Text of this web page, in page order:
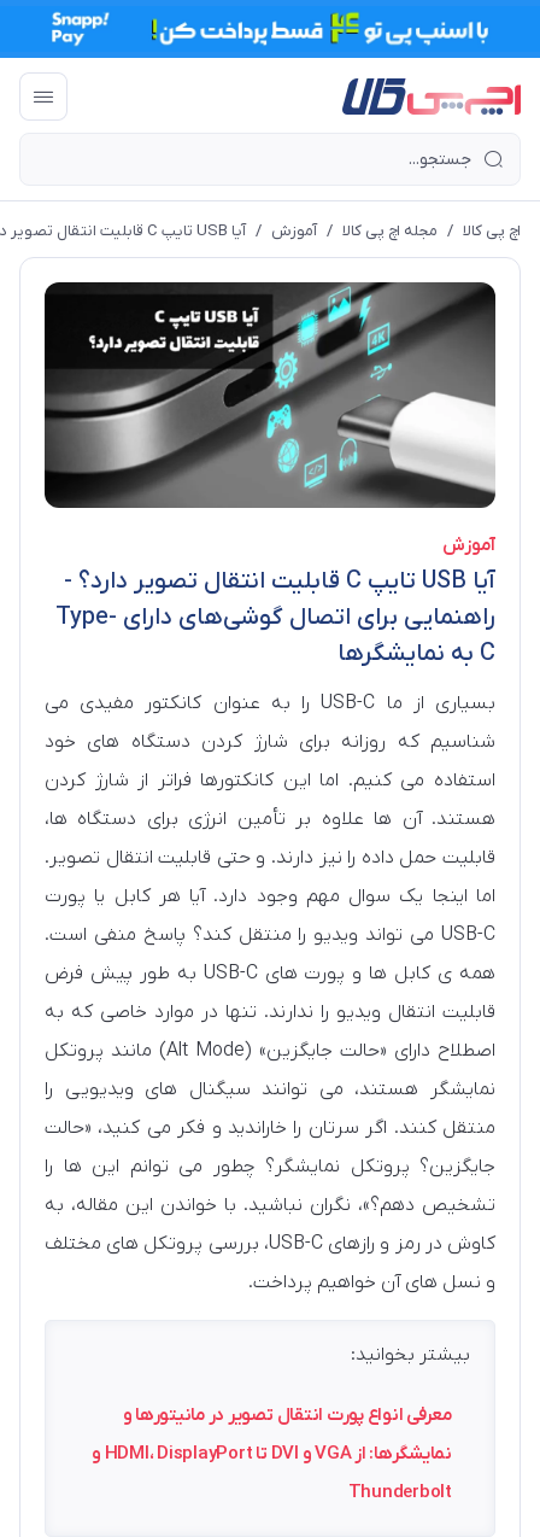
اچ پی کالا / مجله اچ پی کالا / آموزش / آیا USB تایپ C قابلیت انتقال تصویر دارد؟ - راهنمایی برای اتصال گوشی‌های دارای Type-C به نمایشگرها
آموزش
آیا USB تایپ C قابلیت انتقال تصویر دارد؟ -
راهنمایی برای اتصال گوشی‌های دارای Type-
C به نمایشگرها
بسیاری از ما USB-C را به عنوان کانکتور مفیدی می
شناسیم که روزانه برای شارژ کردن دستگاه های خود
استفاده می کنیم. اما این کانکتورها فراتر از شارژ کردن
هستند. آن ها علاوه بر تأمین انرژی برای دستگاه ها،
قابلیت حمل داده را نیز دارند. و حتی قابلیت انتقال تصویر.
اما اینجا یک سوال مهم وجود دارد. آیا هر کابل یا پورت
USB-C می تواند ویدیو را منتقل کند؟ پاسخ منفی است.
همه ی کابل ها و پورت های USB-C به طور پیش فرض
قابلیت انتقال ویدیو را ندارند. تنها در موارد خاصی که به
اصطلاح دارای «حالت جایگزین» (Alt Mode) مانند پروتکل
نمایشگر هستند، می توانند سیگنال های ویدیویی را
منتقل کنند. اگر سرتان را خاراندید و فکر می کنید، «حالت
جایگزین؟ پروتکل نمایشگر؟ چطور می توانم این ها را
تشخیص دهم؟»، نگران نباشید. با خواندن این مقاله، به
کاوش در رمز و رازهای USB-C، بررسی پروتکل های مختلف
و نسل های آن خواهیم پرداخت.
بیشتر بخوانید:
معرفی انواع پورت انتقال تصویر در مانیتورها و
نمایشگرها: از VGA و DVI تا HDMI، DisplayPort و
Thunderbolt